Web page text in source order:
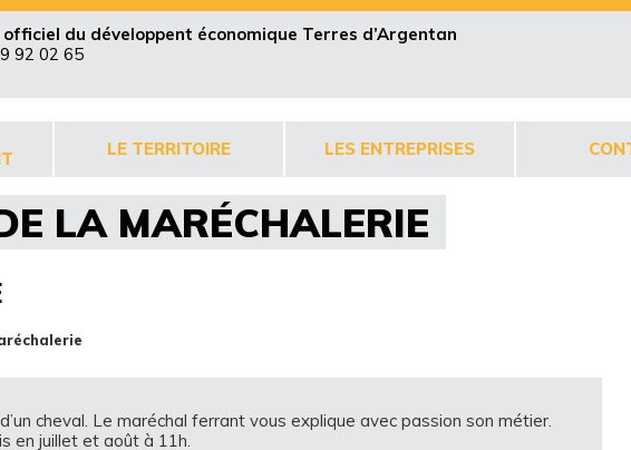
du développent économique Terres d’Argentan
92 02 65
LE TERRITOIRE LES ENTREPRISES
LA MARÉCHALERIE
cheval. Le maréchal ferrant vous explique avec passion son métier.
en juillet et août à 11h.